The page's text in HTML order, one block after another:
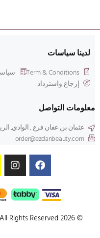
لدينا سياسات
Term & Conditions
إرجاع واسترداد
معلومات التواصل
عثمان بن عفان فرع , الوادي, الرياض
order@ezdanbeauty.com
© 2026 EzdanBeauty.com | All Rights Reserved